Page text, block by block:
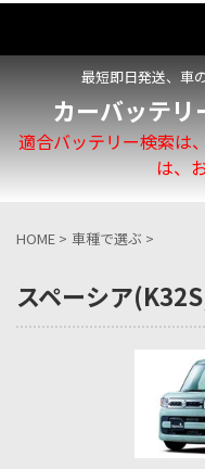
最短即日発送、車
カーバッテリ
適合バッテリー検索は
は、
HOME > 車種で選ぶ >
スペーシア